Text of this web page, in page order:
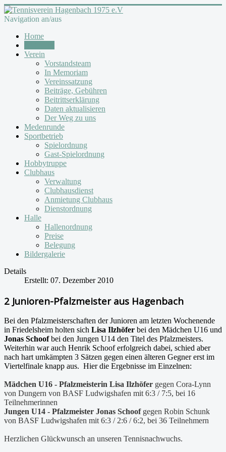
Navigation an/aus
Home
Verein
Vorstandsteam
In Memoriam
Vereinssatzung
Beiträge, Gebühren
Beitrittserklärung
Daten aktualisieren
Der Weg zu uns
Medenrunde
Sportbetrieb
Spielordnung
Gast-Spielordnung
Hobbytruppe
Clubhaus
Verwaltung
Clubhausdienst
Anmietung Clubhaus
Dienstordnung
Halle
Hallenordnung
Preise
Belegung
Bildergalerie
Details
Erstellt: 07. Dezember 2010
2 Junioren-Pfalzmeister aus Hagenbach
Bei den Pfalzmeisterschaften der Junioren am letzten Wochenende
in Friedelsheim holten sich Lisa Ilzhöfer bei den Mädchen U16 und
Jonas Schoofbei den Jungen U14 den Titel des Pfalzmeisters.
Weiterhin war auch Henrik Schoof erfolgreich dabei, schied aber
nach hart umkämpten 3 Sätzen gegen einen älteren Gegner erst im
Viertelfinale knapp aus. Hier die Ergebnisse im Einzelnen:
Mädchen U16 - Pfalzmeisterin Lisa Ilzhöfer gegen Cora-Lynn
von Dungern von BASF Ludwigshafen mit 6:3 / 7:5, bei 16
Teilnehmerinnen
Jungen U14 - Pfalzmeister Jonas Schoofgegen Robin Schunk
von BASF Ludwigshafen mit 6:3 / 2:6 / 6:2, bei 36 Teilnehmern
Herzlichen Glückwunsch an unseren Tennisnachwuchs.